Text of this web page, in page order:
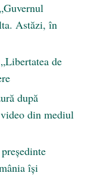
Astăzi, în
de
după
din mediul
își